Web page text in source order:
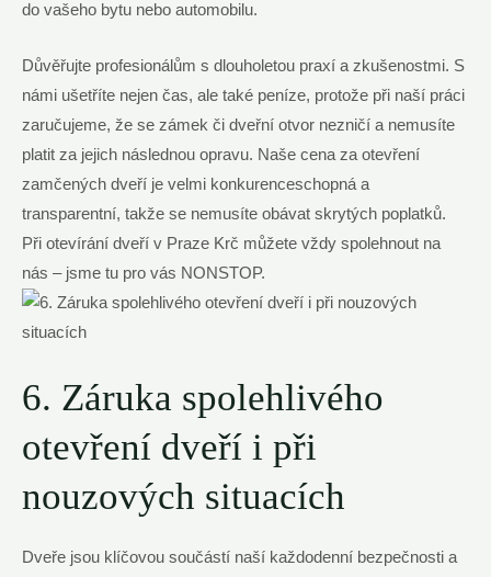
do vašeho bytu nebo automobilu.
Důvěřujte profesionálům s dlouholetou praxí a zkušenostmi. S
námi ušetříte nejen čas, ale také peníze, protože při naší práci
zaručujeme, že se zámek či dveřní otvor nezničí a nemusíte
platit za jejich následnou opravu. Naše cena za otevření
zamčených dveří je velmi konkurenceschopná a
transparentní, takže se nemusíte obávat skrytých poplatků.
Při otevírání dveří v Praze Krč můžete vždy spolehnout na
nás – jsme tu pro vás NONSTOP.
6. Záruka spolehlivého
otevření dveří i při
nouzových situacích
Dveře jsou klíčovou součástí naší každodenní bezpečnosti a